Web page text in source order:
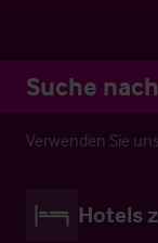
Suche
Verwenden Sie
Hotels